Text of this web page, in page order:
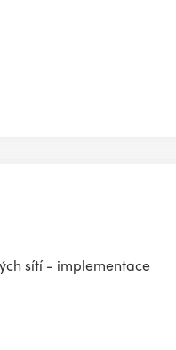
sítí - implementace